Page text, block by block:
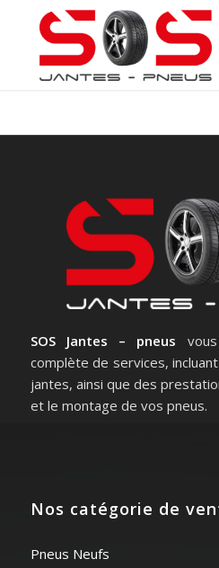
SOS Jantes – pneus
complète de services,
jantes, ainsi que des
et le montage de vos pneus.
Nos catégorie de
Pneus Neufs